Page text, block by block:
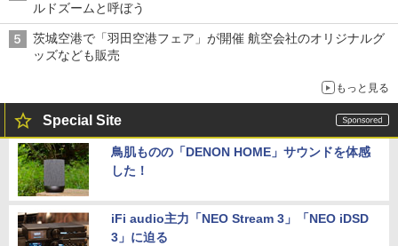
ルドズームと呼ぼう
茨城空港で「羽田空港フェア」が開催 航空会社のオリジナルグ
ッズなども販売
もっと見る
Special Site
鳥肌ものの「DENON HOME」サウンドを体感
した！
iFi audio主力「NEO Stream 3」「NEO iDSD
3」に迫る